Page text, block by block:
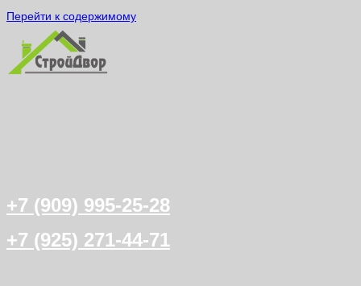
Перейти к содержимому
+7 (909) 995-25-28
+7 (925) 271-44-71